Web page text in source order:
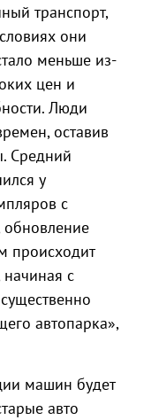
транспорт,
они
меньше из-
цен и
Люди
оставив
Средний
у
с
происходит
с
автопарка»,
машин будет
авто